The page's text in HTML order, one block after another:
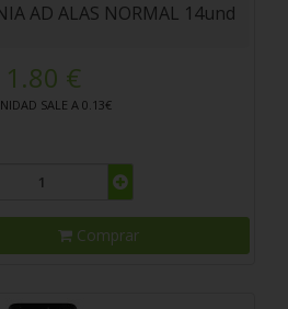
AD ALAS NORMAL 14und
1.80 €
SALE A 0.13€
Comprar